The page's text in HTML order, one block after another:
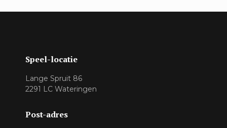
Speel-locatie
Lange Spruit 86
2291 LC Wateringen
Post-adres